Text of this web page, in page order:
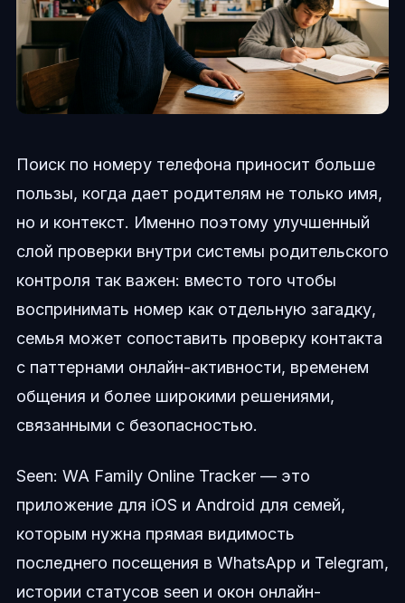
Поиск по номеру телефона приносит больше
пользы, когда дает родителям не только имя,
но и контекст. Именно поэтому улучшенный
слой проверки внутри системы родительского
контроля так важен: вместо того чтобы
воспринимать номер как отдельную загадку,
семья может сопоставить проверку контакта
с паттернами онлайн-активности, временем
общения и более широкими решениями,
связанными с безопасностью.
Seen: WA Family Online Tracker — это
приложение для iOS и Android для семей,
которым нужна прямая видимость
последнего посещения в WhatsApp и Telegram,
истории статусов seen и окон онлайн-